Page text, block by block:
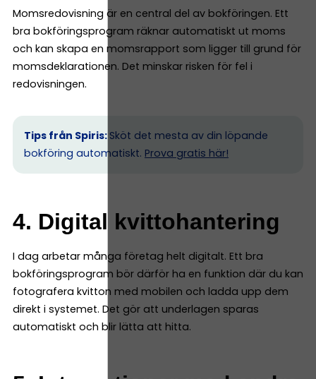
Momsredovisning är en central del av bokföringen. Ett
bra bokföringsprogram räknar automatiskt ut moms
och kan skapa en momsrapport som ligger till grund för
momsdeklarationen. Det minskar risken för fel i
redovisningen.
Tips från Spiris: Sköt det mesta av din löpande
bokföring automatiskt. Prova gratis här!
4. Digital kvittohantering
I dag arbetar många företag helt digitalt. Ett bra
bokföringsprogram bör därför ha en funktion där du kan
fotografera kvitton med mobilen och ladda upp dem
direkt i systemet. Det gör att underlagen sparas
automatiskt och blir lätta att hitta.